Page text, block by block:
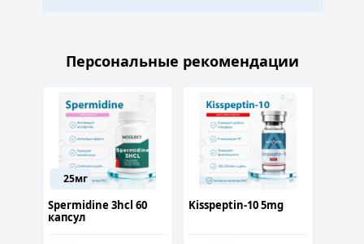
Персональные рекомендации
25мг
Spermidine 3hcl 60
капсул
Kisspeptin-10 5mg